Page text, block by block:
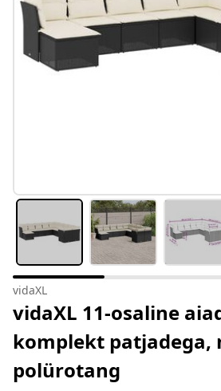
vidaXL
vidaXL 11-osaline
komplekt patjadega,
polürotang